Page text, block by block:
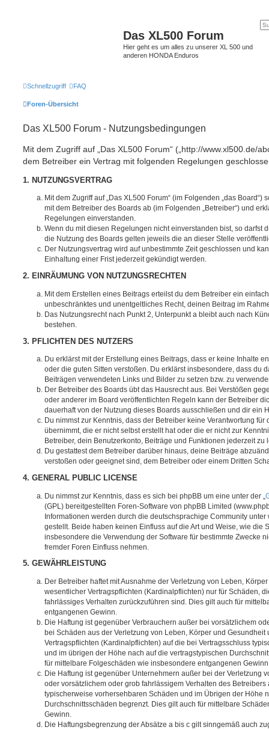
Das XL500 Forum
Hier geht es um alles zu unserer XL 500 und
anderen HONDA Enduros
Schnellzugriff FAQ
Foren-Übersicht
Das XL500 Forum - Nutzungsbedingungen
Mit dem Zugriff auf „Das XL500 Forum“ („http://www.xl500.de/
dem Betreiber ein Vertrag mit folgenden Regelungen
1. NUTZUNGSVERTRAG
Mit dem Zugriff auf „Das XL500 Forum“ (im Folgenden „das
mit dem Betreiber des Boards ab (im Folgenden „Betreiber“) und
Regelungen einverstanden.
Wenn du mit diesen Regelungen nicht einverstanden bist, so darfst
die Nutzung des Boards gelten jeweils die an dieser Stelle
Der Nutzungsvertrag wird auf unbestimmte Zeit geschlossen und
Einhaltung einer Frist jederzeit gekündigt werden.
2. EINRÄUMUNG VON NUTZUNGSRECHTEN
Mit dem Erstellen eines Beitrags erteilst du dem Betreiber ein
unbeschränktes und unentgeltliches Recht, deinen Beitrag im
Das Nutzungsrecht nach Punkt 2, Unterpunkt a bleibt auch nach
bestehen.
3. PFLICHTEN DES NUTZERS
Du erklärst mit der Erstellung eines Beitrags, dass er keine Inhalte
oder die guten Sitten verstoßen. Du erklärst insbesondere, dass du
Beiträgen verwendeten Links und Bilder zu setzen bzw. zu
Der Betreiber des Boards übt das Hausrecht aus. Bei Verstößen
oder anderer im Board veröffentlichten Regeln kann der Betreiber
dauerhaft von der Nutzung dieses Boards ausschließen und dir ein
Du nimmst zur Kenntnis, dass der Betreiber keine Verantwortung für
übernimmt, die er nicht selbst erstellt hat oder die er nicht zur
Betreiber, dein Benutzerkonto, Beiträge und Funktionen jederzeit zu
Du gestattest dem Betreiber darüber hinaus, deine Beiträge
verstoßen oder geeignet sind, dem Betreiber oder einem Dritten
4. GENERAL PUBLIC LICENSE
Du nimmst zur Kenntnis, dass es sich bei phpBB um eine unter der „
(GPL) bereitgestellten Foren-Software von phpBB Limited
Informationen werden durch die deutschsprachige Community unter
gestellt. Beide haben keinen Einfluss auf die Art und Weise, wie die
insbesondere die Verwendung der Software für bestimmte Zwecke
fremder Foren Einfluss nehmen.
5. GEWÄHRLEISTUNG
Der Betreiber haftet mit Ausnahme der Verletzung von Leben,
wesentlicher Vertragspflichten (Kardinalpflichten) nur für Schäden,
fahrlässiges Verhalten zurückzuführen sind. Dies gilt auch für
entgangenen Gewinn.
Die Haftung ist gegenüber Verbrauchern außer bei vorsätzlichem
bei Schäden aus der Verletzung von Leben, Körper und
Vertragspflichten (Kardinalpflichten) auf die bei Vertragsschluss
und im übrigen der Höhe nach auf die vertragstypischen
für mittelbare Folgeschäden wie insbesondere entgangenen
Die Haftung ist gegenüber Unternehmern außer bei der Verletzung
oder vorsätzlichem oder grob fahrlässigem Verhalten des Betreibers
typischerweise vorhersehbaren Schäden und im Übrigen der Höhe
Durchschnittsschäden begrenzt. Dies gilt auch für mittelbare
Gewinn.
Die Haftungsbegrenzung der Absätze a bis c gilt sinngemäß auch